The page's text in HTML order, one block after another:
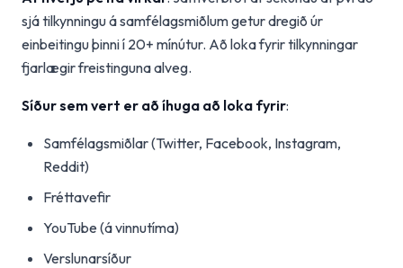
sjá tilkynningu á samfélagsmiðlum getur dregið úr
einbeitingu þinni í 20+ mínútur. Að loka fyrir tilkynningar
fjarlægir freistinguna alveg.
Síður sem vert er að íhuga að loka fyrir:
Samfélagsmiðlar (Twitter, Facebook, Instagram,
Reddit)
Fréttavefir
YouTube (á vinnutíma)
Verslunarsíður